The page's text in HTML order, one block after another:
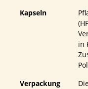
Kapseln
in
Verpackung